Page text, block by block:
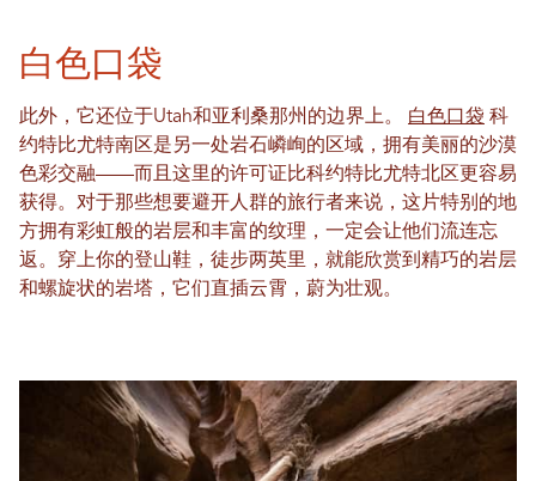
白色口袋
此外，它还位于Utah和亚利桑那州的边界上。 白色口袋 科
约特比尤特南区是另一处岩石嶙峋的区域，拥有美丽的沙漠
色彩交融——而且这里的许可证比科约特比尤特北区更容易
获得。对于那些想要避开人群的旅行者来说，这片特别的地
方拥有彩虹般的岩层和丰富的纹理，一定会让他们流连忘
返。穿上你的登山鞋，徒步两英里，就能欣赏到精巧的岩层
和螺旋状的岩塔，它们直插云霄，蔚为壮观。